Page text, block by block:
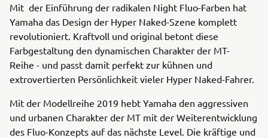
Mit der Einführung der radikalen Night Fluo-Farben hat
Yamaha das Design der Hyper Naked-Szene komplett
revolutioniert. Kraftvoll und original betont diese
Farbgestaltung den dynamischen Charakter der MT-
Reihe - und passt damit perfekt zur kühnen und
extrovertierten Persönlichkeit vieler Hyper Naked-Fahrer.
Mit der Modellreihe 2019 hebt Yamaha den aggressiven
und urbanen Charakter der MT mit der Weiterentwicklung
des Fluo-Konzepts auf das nächste Level. Die kräftige und